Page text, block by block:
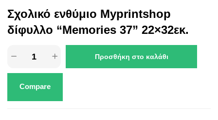
Σχολικό ενθύμιο Myprintshop
δίφυλλο “Memories 37” 22×32εκ.
Προσθήκη στο καλάθι
Compare